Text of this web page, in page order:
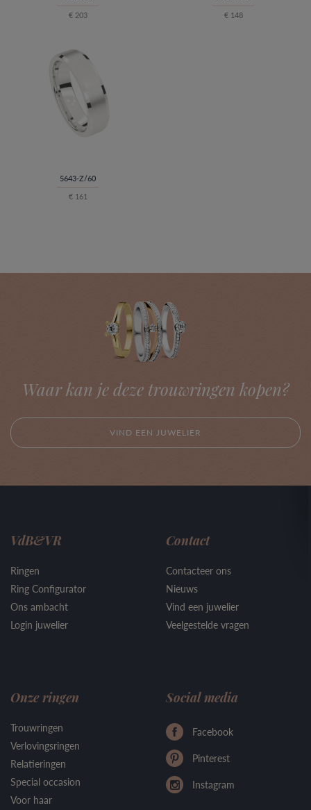
€ 203
€ 148
5643-Z/60
€ 161
Waar kan je deze trouwringen kopen?
VIND EEN JUWELIER
VdB&VR
Ringen
Ring Configurator
Ons ambacht
Login juwelier
Contact
Contacteer ons
Nieuws
Vind een juwelier
Veelgestelde vragen
Onze ringen
Trouwringen
Verlovingsringen
Relatieringen
Special occasion
Voor haar
Social media
Facebook
Pinterest
Instagram